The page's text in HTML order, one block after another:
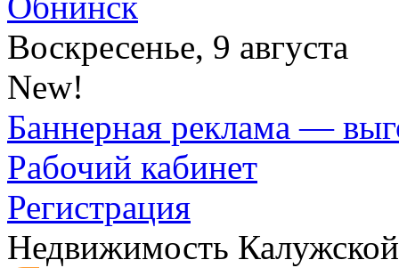
Воскресенье, 9 августа
New!
Баннерная реклама —
Рабочий кабинет
Регистрация
Недвижимость